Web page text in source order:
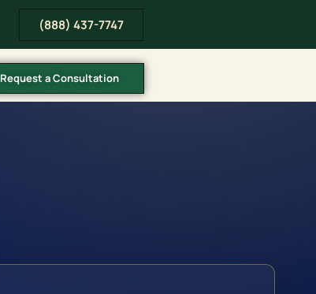
(888) 437-7747
Request a Consultation